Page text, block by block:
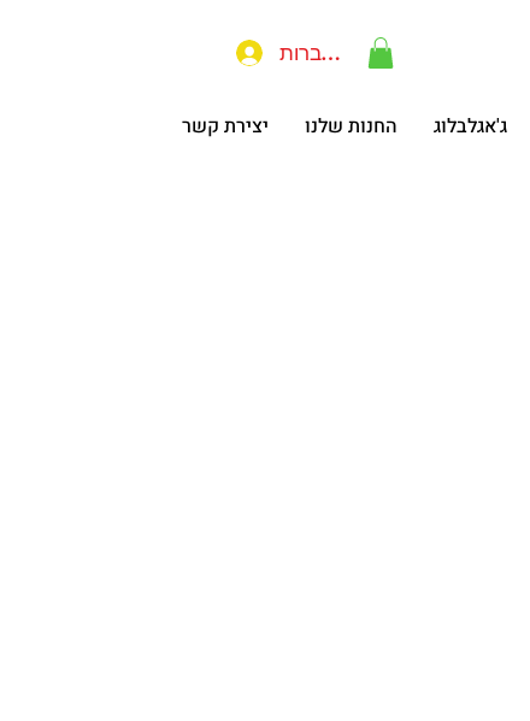
להתחברות
ג'אגלבלוג החנות שלנו יצירת קשר